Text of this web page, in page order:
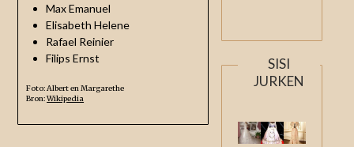
Max Emanuel
Elisabeth Helene
Rafael Reinier
Filips Ernst
Foto: Albert en Margarethe
Bron:Wikipedia
SISI
JURKEN